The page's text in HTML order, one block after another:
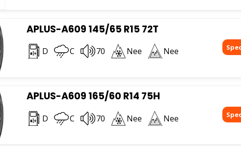
APLUS-A609 145/65 R15 72T
D C 70 Nee Nee
APLUS-A609 165/60 R14 75H
D C 70 Nee Nee